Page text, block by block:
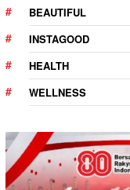
BEAUTIFUL
INSTAGOOD
HEALTH
WELLNESS